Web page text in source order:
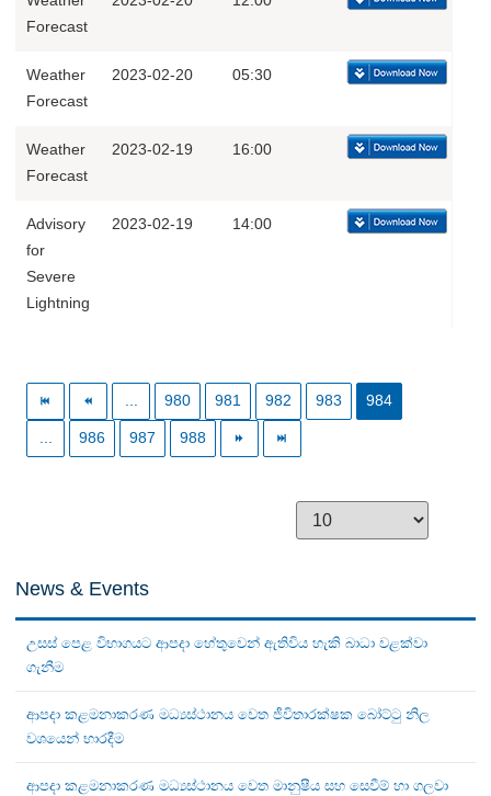
Forecast
Weather
Forecast
2023-02-20 05:30
Weather
Forecast
2023-02-19 16:00
Advisory
for
Severe
Lightning
2023-02-19 14:00
... 980 981 982 983 984
... 986 987 988
News & Events
උසස් පෙළ විභාගයට ආපදා හේතුවෙන් ඇතිවිය හැකි බාධා වළක්වා
ගැනීම
ආපදා කළමනාකරණ මධ්‍යස්ථානය වෙත ජීවිතාරක්ෂක බෝට්ටු නිල
වශයෙන් භාරදීම
ආපදා කළමනාකරණ මධ්‍යස්ථානය වෙත මානුෂීය සහ සෙවීම් හා ගලවා